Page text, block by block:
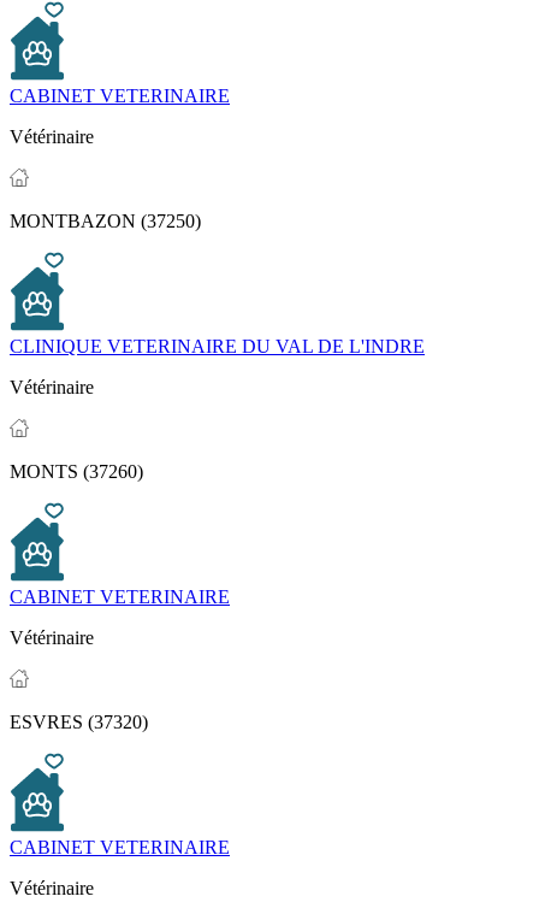
CABINET VETERINAIRE
Vétérinaire
MONTBAZON (37250)
CLINIQUE VETERINAIRE DU VAL DE L'INDRE
Vétérinaire
MONTS (37260)
CABINET VETERINAIRE
Vétérinaire
ESVRES (37320)
CABINET VETERINAIRE
Vétérinaire